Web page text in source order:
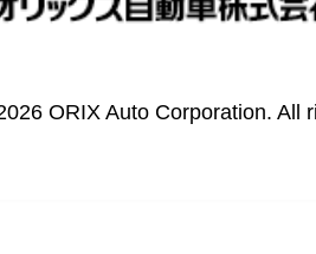
ORIX Auto Corporation. All